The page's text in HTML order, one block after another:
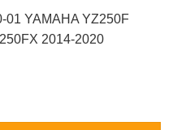
01 YAMAHA YZ250F
2014-2020
YZ250F YZ450F WR250F